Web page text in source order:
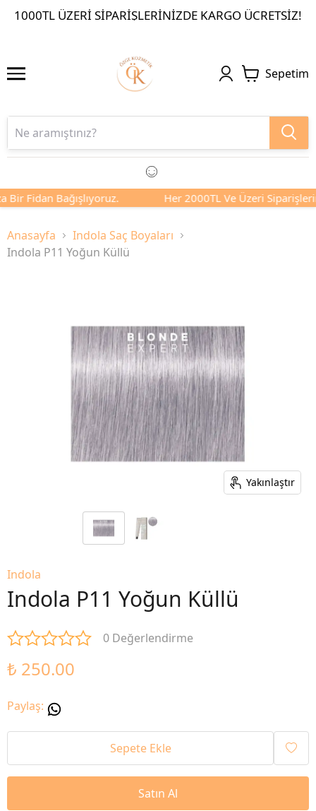
1000TL ÜZERI SIPARIŞLERINIZDE KARGO ÜCRETSIZ!
Sepetim
Fidan Bağışlıyoruz. Her 2000TL Ve Üzeri
Anasayfa
Indola Saç Boyaları
Indola P11 Yoğun Küllü
Yakınlaştır
Indola
Indola P11 Yoğun Küllü
0 Değerlendirme
₺ 250.00
Paylaş:
Sepete Ekle
Satın Al